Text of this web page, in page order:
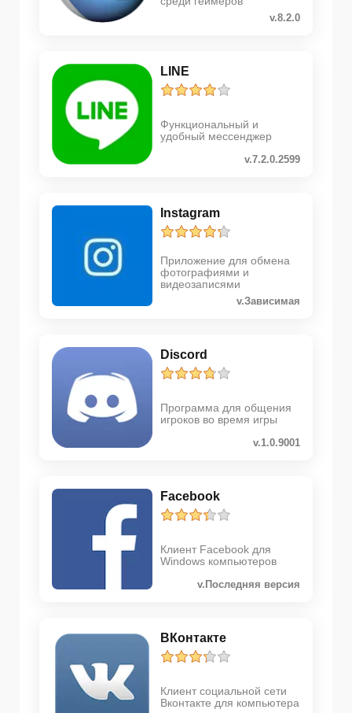
v.8.2.0
LINE
Функциональный и
удобный мессенджер
v.7.2.0.2599
Instagram
Приложение для обмена
фотографиями и
видеозаписями
v.Зависимая
Discord
Программа для общения
игроков во время игры
v.1.0.9001
Facebook
Клиент Facebook для
Windows компьютеров
v.Последняя версия
ВКонтакте
Клиент социальной сети
Вконтакте для компьютера